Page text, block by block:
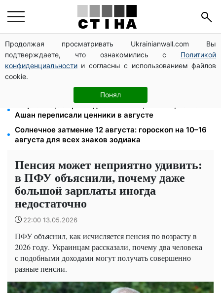
Продолжая просматривать Ukrainianwall.com Вы
подтверждаете, что ознакомились с Политикой
конфиденциальности и согласны с использованием файлов
cookie.
Понял
Бензин от 77,90 грн, дизель до 97,90: цены на
топливо на АЗС 8 августа не изменились
Фейковые сайты сервисных центров МВД:
мошенники выманивают деньги у водителей перед
выездом за границу
Яйца от 19,90 грн за десяток: АТБ, Сильпо, Varus и
Ашан переписали ценники в августе
Солнечное затмение 12 августа: гороскоп на 10–16
августа для всех знаков зодиака
Пенсия может неприятно удивить:
в ПФУ объяснили, почему даже
большой зарплаты иногда
недостаточно
22:00 13.05.2026
ПФУ объяснил, как исчисляется пенсия по возрасту в
2026 году. Украинцам рассказали, почему два человека
с подобными доходами могут получать совершенно
разные пенсии.